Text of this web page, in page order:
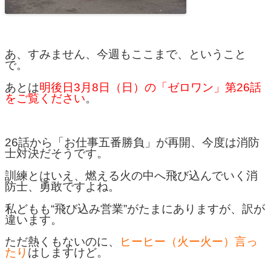
あ、すみません、今週もここまで、ということ
で。
あとは明後日3月8日（日）の「ゼロワン」第26話
をご覧ください。
26話から「お仕事五番勝負」が再開、今度は消防
士対決だそうです。
訓練とはいえ、燃える火の中へ飛び込んでいく消
防士、勇敢ですよね。
私どもも“飛び込み営業”がたまにありますが、訳が
違います。
ただ熱くもないのに、
ヒーヒー（火ー火ー）言っ
たり はしますけど。